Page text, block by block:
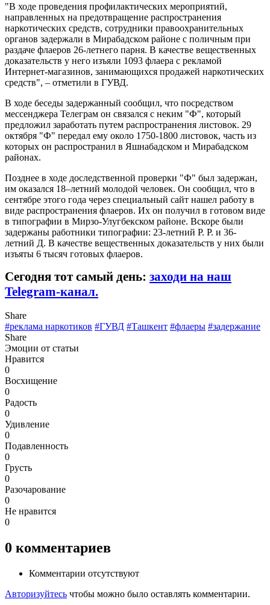
"В ходе проведения профилактических мероприятий,
направленных на предотвращение распространения
наркотических средств, сотрудники правоохранительных
органов задержали в Мирабадском районе с поличным при
раздаче флаеров 26-летнего парня. В качестве вещественных
доказательств у него изъяли 1093 флаера с рекламой
Интернет-магазинов, занимающихся продажей наркотических
средств", – отметили в ГУВД.
В ходе беседы задержанный сообщил, что посредством
мессенджера Телеграм он связался с неким "Ф", который
предложил заработать путем распространения листовок. 29
октября "Ф" передал ему около 1750-1800 листовок, часть из
которых он распространил в Яшнабадском и Мирабадском
районах.
Позднее в ходе доследственной проверки "Ф" был задержан,
им оказался 18–летний молодой человек. Он сообщил, что в
сентябре этого года через специальный сайт нашел работу в
виде распространения флаеров. Их он получил в готовом виде
в типографии в Мирзо-Улугбекском районе. Вскоре были
задержаны работники типографии: 23-летний Р. Р. и 36-
летний Д. В качестве вещественных доказательств у них были
изъяты 6 тысяч готовых флаеров.
Сегодня тот самый день: заходи на наш
Telegram-канал.
Share
#реклама наркотиков #ГУВД #Ташкент #флаеры #задержание
Share
Эмоции от статьи
Нравится
0
Восхищение
0
Радость
0
Удивление
0
Подавленность
0
Грусть
0
Разочарование
0
Не нравится
0
0 комментариев
Комментарии отсутствуют
Авторизуйтесь чтобы можно было оставлять комментарии.